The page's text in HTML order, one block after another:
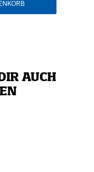
AUCH